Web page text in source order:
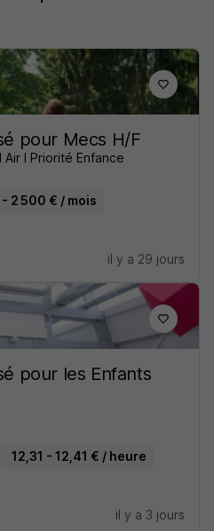
pour Mecs H/F
Air I Priorité Enfance
2 500 € / mois
il y a 29 jours
pour les Enfants
12,31 - 12,41 € / heure
il y a 3 jours